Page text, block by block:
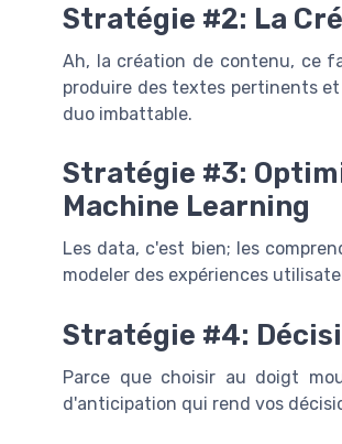
Stratégie #2: La
Ah, la création de contenu, ce
produire des textes pertinents
duo imbattable.
Stratégie #3:
Machine Learning
Les data, c'est bien; les
modeler des expériences
Stratégie #4:
Parce que choisir au doigt
d'anticipation qui rend vos